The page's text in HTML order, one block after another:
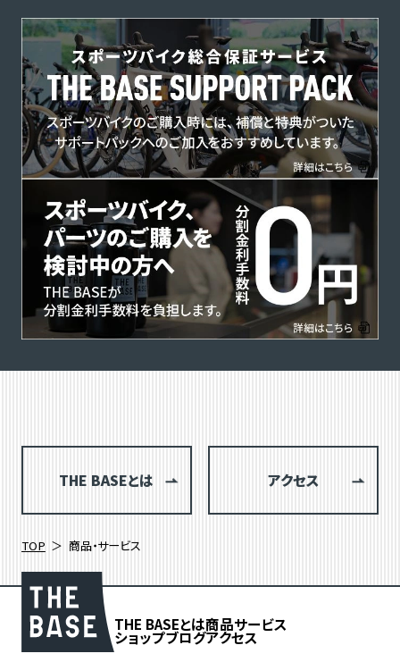
THE BASEとは アクセス
TOP 商品・サービス
THE BASEとは商品サービス
ショップブログアクセス